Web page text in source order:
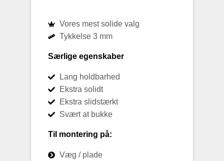
Vores mest solide valg
Tykkelse 3 mm
Særlige egenskaber
Lang holdbarhed
Ekstra solidt
Ekstra slidstærkt
Svært at bukke
Til montering på:
Væg / plade